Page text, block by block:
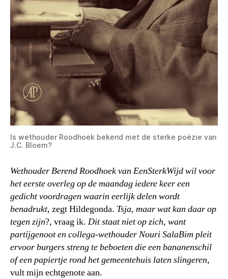
Is wethouder Roodhoek bekend met de sterke poëzie van
J.C. Bloem?
Wethouder Berend Roodhoek van EenSterkWijd wil voor
het eerste overleg op de maandag iedere keer een
gedicht voordragen waarin eerlijk delen wordt
benadrukt, zegt Hildegonda. Tsja, maar wat kan daar op
tegen zijn?, vraag ik. Dit staat niet op zich, want
partijgenoot en collega-wethouder Nouri SalaBim pleit
ervoor burgers streng te beboeten die een bananenschil
of een papiertje rond het gemeentehuis laten slingeren,
vult mijn echtgenote aan.